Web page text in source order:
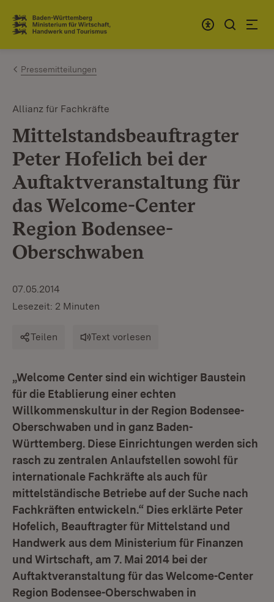
Zum Inhalt springen
Link zur Startseite
Pressemitteilungen
Allianz für Fachkräfte
Mittelstandsbeauftragter
Peter Hofelich bei der
Auftaktveranstaltung für
das Welcome-Center
Region Bodensee-
Oberschwaben
07.05.2014
Lesezeit: 2 Minuten
Teilen Text vorlesen
„Welcome Center sind ein wichtiger Baustein
für die Etablierung einer echten
Willkommenskultur in der Region Bodensee-
Oberschwaben und in ganz Baden-
Württemberg. Diese Einrichtungen werden sich
rasch zu zentralen Anlaufstellen sowohl für
internationale Fachkräfte als auch für
mittelständische Betriebe auf der Suche nach
Fachkräften entwickeln.“ Dies erklärte Peter
Hofelich, Beauftragter für Mittelstand und
Handwerk aus dem Ministerium für Finanzen
und Wirtschaft, am 7. Mai 2014 bei der
Auftaktveranstaltung für das Welcome-Center
Region Bodensee-Oberschwaben in